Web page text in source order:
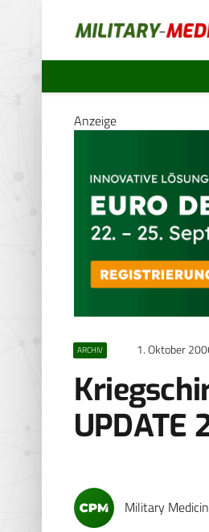
Anzeige
ARCHIV 1. Oktober
UPDATE
Military